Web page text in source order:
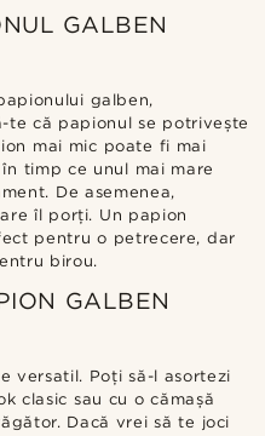
GALBEN
galben,
te că papionul se potrivește
mai mic poate fi mai
timp ce unul mai mare
De asemenea,
îl porți. Un papion
pentru o petrecere, dar
birou.
GALBEN
versatil. Poți să-l asortezi
clasic sau cu o cămașă
Dacă vrei să te joci